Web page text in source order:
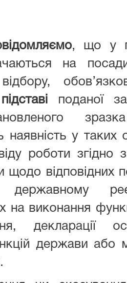
, що у
на
поданої
наявність у таких
роботи згідно
щодо відповідних
на виконання
декларації
держави або